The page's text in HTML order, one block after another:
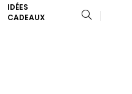
IDÉES
CADEAUX